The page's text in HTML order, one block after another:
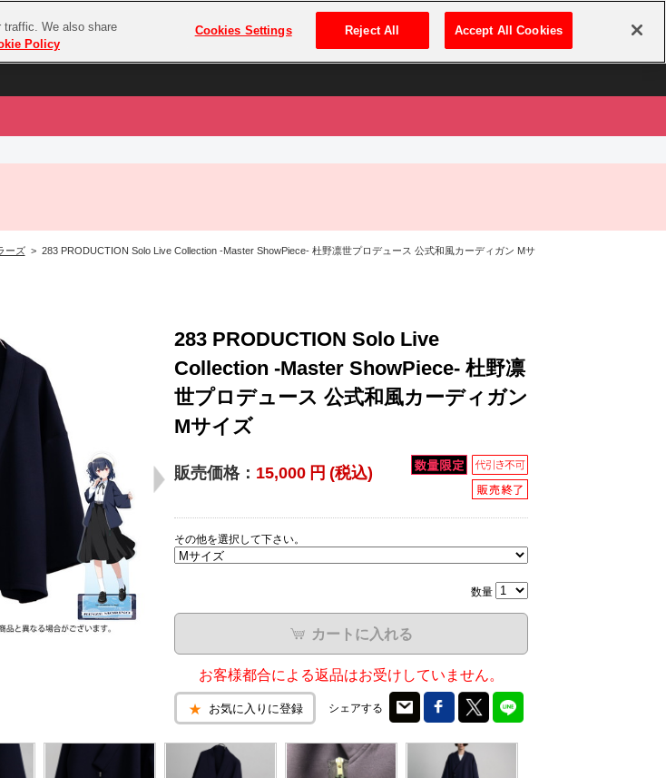
プレミアム会員とは ログイン・新規登録
ラブライブ！サンシャイン‼
ラブライブ！虹ヶ咲学園スクールアイドル同好会
ーズ> 283 PRODUCTION Solo Live Collection -Master ShowPiece- 杜野凛世プロデュース 公式和風カーディガン Mサ
283 PRODUCTION Solo Live
Collection -Master ShowPiece- 杜野凛
世プロデュース 公式和風カーディガン
Mサイズ
販売価格： 15,000 円 (税込)
その他を選択して下さい。
数量
カートに入れる
お客様都合による返品はお受けしていません。
お気に入りに登録 シェアする
traffic. We also share
Policy
Cookies Settings Reject All Accept All Cookies